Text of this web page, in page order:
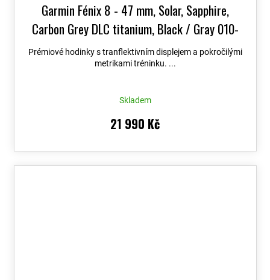
Garmin Fénix 8 - 47 mm, Solar, Sapphire,
Carbon Grey DLC titanium, Black / Gray 010-
02906-11+ možnost výměny do 90 dní + Topo
Czech PRO Voucher
Prémiové hodinky s tranflektivním displejem a pokročilými
metrikami tréninku. ...
Skladem
21 990 Kč